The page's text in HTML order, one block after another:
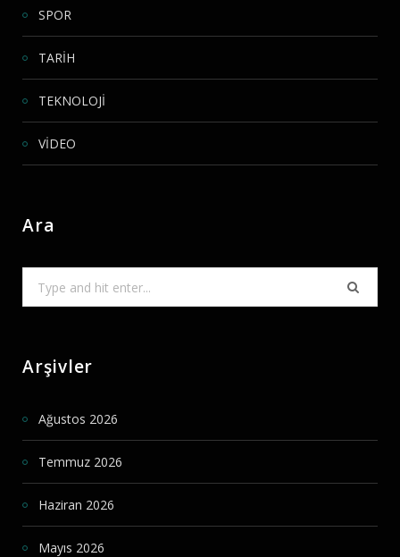
SPOR
TARİH
TEKNOLOJİ
VİDEO
Ara
Arşivler
Ağustos 2026
Temmuz 2026
Haziran 2026
Mayıs 2026